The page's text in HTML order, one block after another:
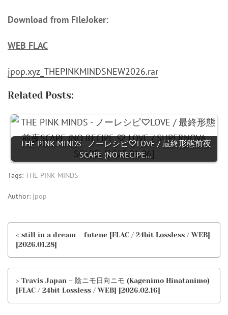
Download from FileJoker:
WEB FLAC
jpop.xyz_THEPINKMINDSNEW2026.rar
Related Posts:
THE PINK MINDS - ノーレシピ♡LOVE / 最終形態前夜
SCAPE (NO RECIPE…
Tags: THE PINK MINDS
Author: jpop
< still in a dream – futene [FLAC / 24bit Lossless / WEB]
[2026.01.28]
> Travis Japan – 陰ニモ日向ニモ (Kagenimo Hinatanimo)
[FLAC / 24bit Lossless / WEB] [2026.02.16]